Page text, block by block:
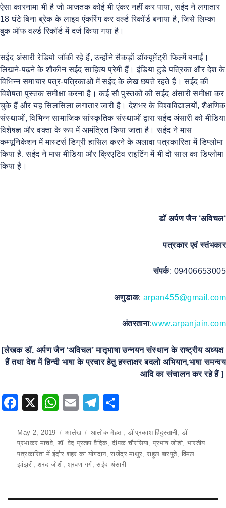
ऐसा कारनामा भी है जो आजतक कोई भी एंकर नहीं कर पाया, सईद ने लगातार
18 घंटे बिना ब्रेक के लाइव एंकरिंग कर वर्ल्ड रिकॉर्ड बनाया है, जिसे लिम्का
बुक ऑफ वर्ल्ड रिकॉर्ड में दर्ज किया गया है।
सईद अंसारी रेडियो जॉकी रहे हैं, उन्होंने सैकड़ों डॉक्यूमेंट्री फिल्में बनाईं।
लिखने-पढ़ने के शौकीन सईद साहित्य प्रेमी हैं। इंडिया टुडे पत्रिका और देश के
विभिन्न समाचार पत्र-पत्रिकाओं में सईद के लेख छपते रहते हैं। सईद की
विशेषता पुस्तक समीक्षा करना है। कई सौ पुस्तकों की सईद अंसारी समीक्षा कर
चुके हैं और यह सिलसिला लगातार जारी है। देशभर के विश्वविद्यालयों, शैक्षणिक
संस्थाओं, विभिन्न सामाजिक सांस्कृतिक संस्थाओं द्वारा सईद अंसारी को मीडिया
विशेषज्ञ और वक्ता के रूप में आमंत्रित किया जाता है। सईद ने मास
कम्यूनिकेशन में मास्टर्स डिग्री हासिल करने के अलावा पत्रकारिता में डिप्लोमा
किया है. सईद ने मास मीडिया और क्रिएटिव राइटिंग में भी दो साल का डिप्लोमा
किया है।
डॉ अर्पण जैन‘अविचल‘
पत्रकार एवं स्तंभकार
संपर्क: 09406653005
अणुडाक: arpan455@gmail.com
अंतरताना:www.arpanjain.com
[लेखक डॉ. अर्पण जैन ‘अविचल’ मातृभाषा उन्नयन संस्थान के राष्ट्रीय अध्यक्ष
हैं तथा देश में हिन्दी भाषा के प्रचार हेतु हस्ताक्षर बदलो अभियान,भाषा समन्वय
आदि का संचालन कर रहे हैं ]
F
c
e
b
o
X
W
at
s
A
p
E
ai
l
T
e
gr
a
ar
e
Posted
on
May 2, 2019 Categories
आलेख Tags
आलोक मेहता, डॉ प्रकाश हिंदुस्तानी,डॉ
प्रभाकर माचवे, डॉ. वेद प्रताप वैदिक,दीपक चौरसिया,प्रभाष जोशी, भारतीय
पत्रकारिता में इंदौर शहर का योगदान,राजेंद्र माथुर,राहुल बारपुते, विमल
झांझरी,शरद जोशी, श्रवण गर्ग,सईद अंसारी